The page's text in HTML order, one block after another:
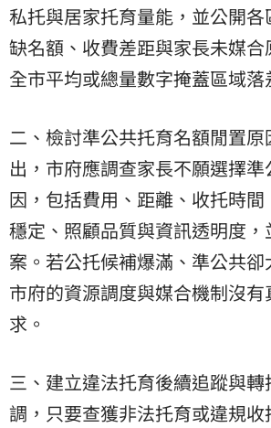
私托與居家托育量能，並公開
缺名額、收費差距與家長未媒合
全市平均或總量數字掩蓋區域落
二、檢討準公共托育名額閒置
出，市府應調查家長不願選擇
因，包括費用、距離、收托時
穩定、照顧品質與資訊透明度
案。若公托候補爆滿、準公共
市府的資源調度與媒合機制沒
求。
三、建立違法托育後續追蹤與
調，只要查獲非法托育或違規收